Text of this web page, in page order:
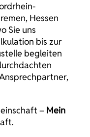
Hessen
Sie uns
bis zur
begleiten
– Mein